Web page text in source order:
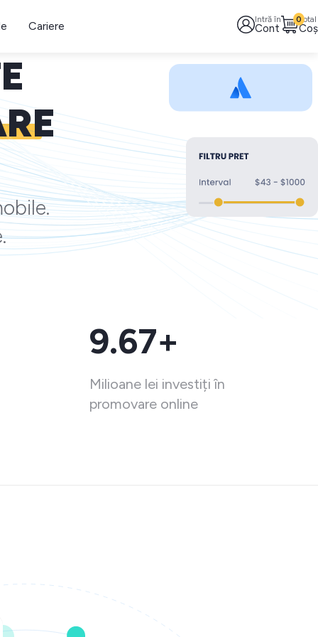
Cariere Intră în
Cont
Total
Coș
0
9.67+
Milioane lei investiți în
promovare online